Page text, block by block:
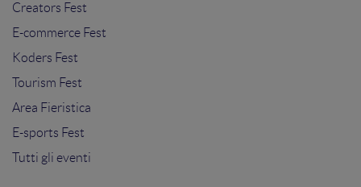
Creators Fest
E-commerce Fest
Koders Fest
Tourism Fest
Area Fieristica
E-sports Fest
Tutti gli eventi